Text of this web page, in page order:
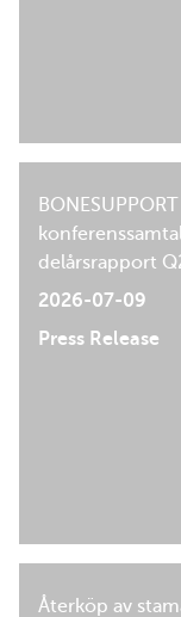
delårsrapport
2026-07-09
Press Release
Återköp av